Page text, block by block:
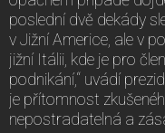
poslední dvě dekády
v Jižní Americe, ale v
jižní Itálii, kde je pro
podnikání,“ uvádí
je přítomnost
nepostradatelná a